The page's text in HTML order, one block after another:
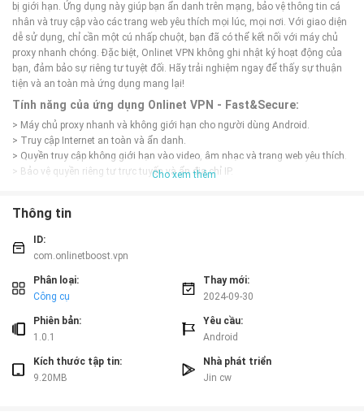
bị giới hạn. Ứng dụng này giúp bạn ẩn danh trên mạng, bảo vệ thông tin cá
nhân và truy cập vào các trang web yêu thích mọi lúc, mọi nơi. Với giao diện
dễ sử dụng, chỉ cần một cú nhấp chuột, bạn đã có thể kết nối với máy chủ
proxy nhanh chóng. Đặc biệt, Onlinet VPN không ghi nhật ký hoạt động của
bạn, đảm bảo sự riêng tư tuyệt đối. Hãy trải nghiệm ngay để thấy sự thuận
tiện và an toàn mà ứng dụng mang lại!
Tính năng của ứng dụng Onlinet VPN - Fast&Secure:
> Máy chủ proxy nhanh và không giới hạn cho người dùng Android.
> Truy cập Internet an toàn và ẩn danh.
> Quyền truy cập không giới hạn vào video, âm nhạc và trang web yêu thích.
> Bảo vệ quyền riêng tư trực tuyến và ẩn địa chỉ IP.
> Kết nối nhanh chóng với VPN chỉ bằng một cú nhấp chuột.
> Truy cập vào phim và chương trình truyền hình từ mọi nơi trên thế giới.
> Bảo vệ dữ liệu cá nhân của bạn với máy chủ mã hóa đầy đủ.
Kết luận:
Với Onlinet VPN - Fast&Secure, bạn có thể trải nghiệm Internet một cách an
toàn và ẩn danh mà không lo lắng về việc bị theo dõi. Hãy tải ngay ứng dụng
này để thưởng thức video, âm nhạc và truy cập trang web yêu thích một
Cho xem thêm
Thông tin
ID:
com.onlinetboost.vpn
Phân loại:
Công cụ
Thay mới:
2024-09-30
Phiên bản:
1.0.1
Yêu cầu:
Android
Kích thước tập tin:
9.20MB
Nhà phát triển
Jin cw